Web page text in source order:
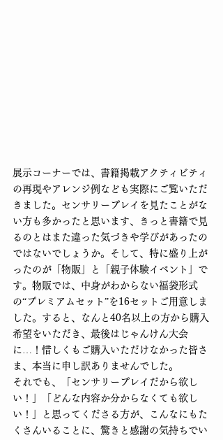
展示コーナーでは、書籍掲載アクティビティ
の再現やアレンジ例なども実際にご覧いただ
きました。センサリープレイを見たことがな
い方も多かったと思います、きっと書籍で見
るのとはまた違った気づきや学びがあったの
ではないでしょうか。そして、特に盛り上が
ったのが「物販」と「親子体験イベント」で
す。物販では、中身がわからない福袋形式
の“プレミアムセット”を16セットご用意しま
した。すると、なんと40名以上の方から購入
希望をいただき、最後はじゃんけん大会
に…！惜しくもご購入いただけなかった皆さ
ま、本当に申し訳ありませんでした。
それでも、「センサリープレイだから欲し
い！」「どんな内容か分からなくても欲し
い！」と思ってくださる方が、こんなにもた
くさんいることに、驚きと感謝の気持ちでい